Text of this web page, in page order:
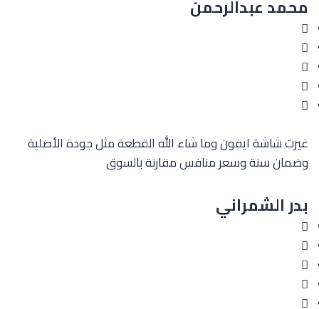
محمد عبدالرحمن
غيرت شاشة ايفون وما شاء الله القطعة مثل جودة الأصلية
وضمان سنة وسعر منافس مقارنة بالسوق
بدر الشمراني